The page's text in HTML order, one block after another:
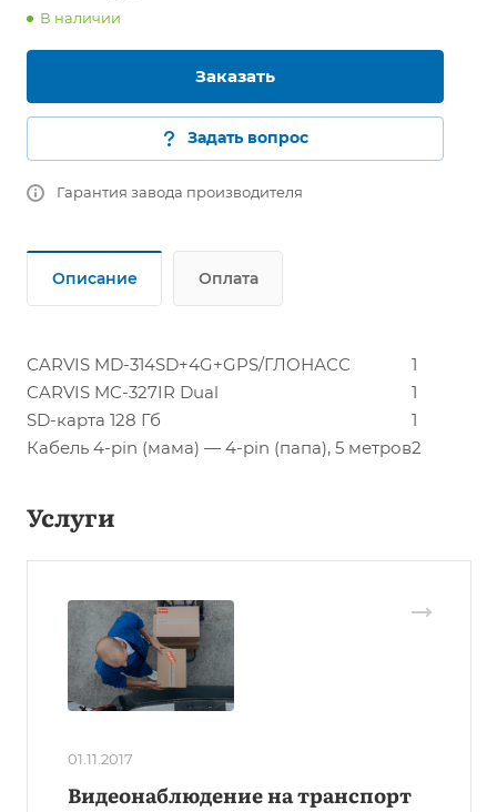
В наличии
Заказать
Задать вопрос
Гарантия завода производителя
Описание Оплата
CARVIS MD-314SD+4G+GPS/ГЛОНАСС
1
CARVIS MC-327IR Dual
1
SD-карта 128 Гб
1
Кабель 4-pin (мама) — 4-pin (папа), 5 метров2
Услуги
01.11.2017
Видеонаблюдение на транспорт